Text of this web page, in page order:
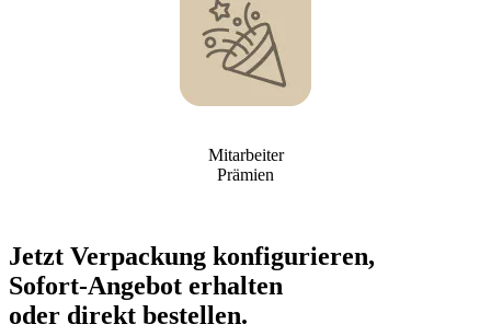
Mitarbeiter
Prämien
Jetzt Verpackung konfigurieren,
Sofort-Angebot erhalten
oder direkt bestellen.